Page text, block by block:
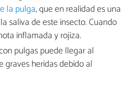
la pulga, que en realidad es una
saliva de este insecto. Cuando
inflamada y rojiza.
pulgas puede llegar al
graves heridas debido al